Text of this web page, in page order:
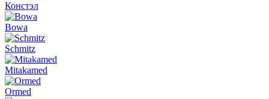
Констэл
Bowa
Schmitz
Mitakamed
Ormed